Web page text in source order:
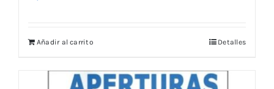
Añadir al carrito Detalles